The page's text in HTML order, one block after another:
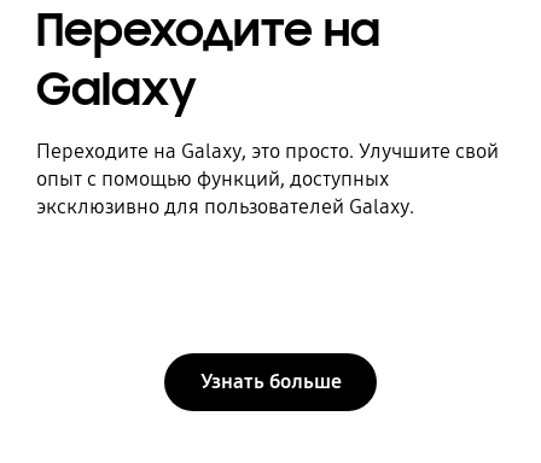
Переходите на
Galaxy
Переходите на Galaxy, это просто. Улучшите свой
опыт с помощью функций, доступных
эксклюзивно для пользователей Galaxy.
Узнать больше